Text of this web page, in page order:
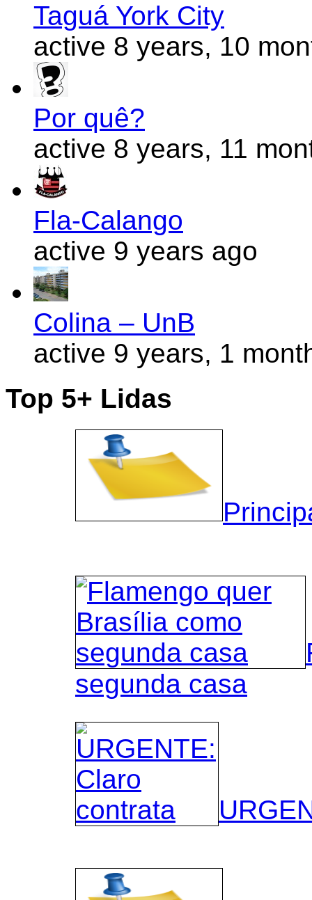
Taguá York City
active 8 years, 10
Por quê?
active 8 years, 11
Fla-Calango
active 9 years ago
Colina – UnB
active 9 years, 1
Top 5+ Lidas
segunda casa